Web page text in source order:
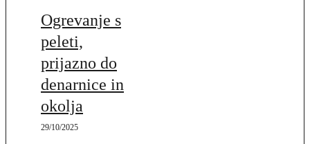
Ogrevanje s
peleti,
prijazno do
denarnice in
okolja
29/10/2025